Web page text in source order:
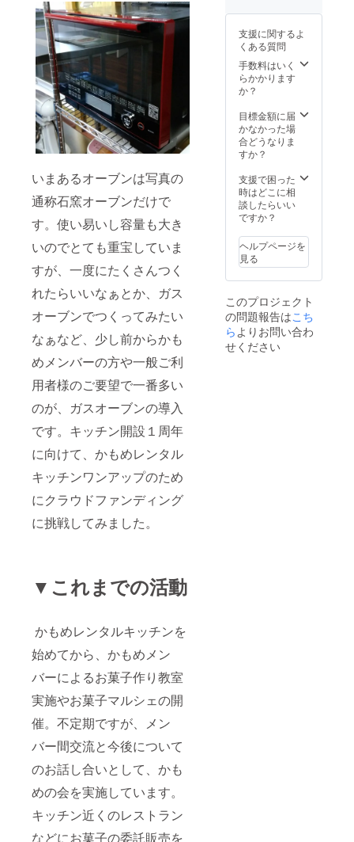
いまあるオーブンは写真の
通称石窯オーブンだけで
す。使い易いし容量も大き
いのでとても重宝していま
すが、一度にたくさんつく
れたらいいなぁとか、ガス
オーブンでつくってみたい
なぁなど、少し前からかも
めメンバーの方や一般ご利
用者様のご要望で一番多い
のが、ガスオーブンの導入
です。キッチン開設１周年
に向けて、かもめレンタル
キッチンワンアップのため
にクラウドファンディング
に挑戦してみました。
▼これまでの活動
かもめレンタルキッチンを
始めてから、かもめメン
バーによるお菓子作り教室
実施やお菓子マルシェの開
催。不定期ですが、メン
バー間交流と今後について
のお話し合いとして、かも
めの会を実施しています。
キッチン近くのレストラン
などにお菓子の委託販売を
せて頂
きます
のでご
期待く
ださい
ませ。
りのお
菓子作
家さん
しゃい
ました
ら、2回
目以降
の回で
その作
家さん
ワール
ターン
でのお
菓子
セット
ンで取得させて
頂く条件となっ
ておりますの
で、お申込み後
こちらからキッ
チンご利用日の
打ち合わせ連絡
とがございます
ので予めご了承
をお願い致しま
す。 また、こち
る方はご利用回
数が多いので、
もし宜しければ
支援者様へのリ
セット）を作っ
て頂けるメン
バーになって頂
けたらとても嬉
しいです。
を考え
すが、
お菓子
発送時
期と作
り手さ
ケ
ジュー
ルによ
り、か
ンタル
キッチ
ンでそ
のどち
決めさ
せて頂
きま
す。お
るお菓
子の作
り手さ
んのご
紹介も
支援に関するよ
くある質問
手数料はいく
らかかります
か？
目標金額に届
かなかった場
合どうなりま
すか？
支援で困った
時はどこに相
談したらいい
ですか？
ヘルプページを
見る
このプロジェクト
の問題報告はこち
ら よりお問い合わ
せください